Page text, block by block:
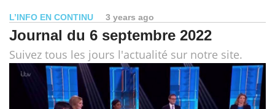
L’INFO EN CONTINU 3 years ago
Journal du 6 septembre 2022
Suivez tous les jours l'actualité sur notre site.